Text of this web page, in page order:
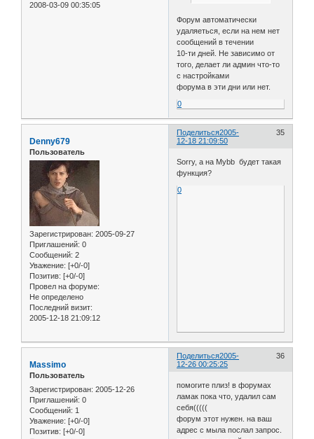
2008-03-09 00:35:05
Форум автоматически
удаляеться, если на нем нет
сообщений в течении
10-ти дней. Не зависимо от
того, делает ли админ что-то
с настройками
форума в эти дни или нет.
0
Поделиться 35
2005-
12-18 21:09:50
Denny679
Пользователь
Зарегистрирован: 2005-09-27
Приглашений: 0
Сообщений: 2
Уважение: [+0/-0]
Позитив: [+0/-0]
Провел на форуме:
Не определено
Последний визит:
2005-12-18 21:09:12
Sorry, а на Mybb будет такая
функция?
0
Поделиться 36
2005-
12-26 00:25:25
Massimo
Пользователь
Зарегистрирован: 2005-12-26
Приглашений: 0
Сообщений: 1
Уважение: [+0/-0]
Позитив: [+0/-0]
помогите плиз! в форумах
ламак пока что, удалил сам
себя(((((
форум этот нужен. на ваш
адрес с мыла послал запрос.